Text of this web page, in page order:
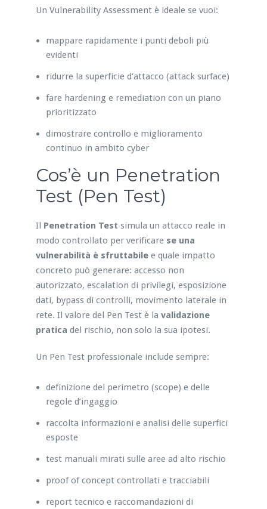
Un Vulnerability Assessment è ideale se vuoi:
mappare rapidamente i punti deboli più
evidenti
ridurre la superficie d’attacco (attack surface)
fare hardening e remediation con un piano
prioritizzato
dimostrare controllo e miglioramento
continuo in ambito cyber
Cos’è un Penetration
Test (Pen Test)
Il Penetration Test simula un attacco reale in
modo controllato per verificare se una
vulnerabilità è sfruttabilee quale impatto
concreto può generare: accesso non
autorizzato, escalation di privilegi, esposizione
dati, bypass di controlli, movimento laterale in
rete. Il valore del Pen Test è la validazione
pratica del rischio, non solo la sua ipotesi.
Un Pen Test professionale include sempre:
definizione del perimetro (scope) e delle
regole d’ingaggio
raccolta informazioni e analisi delle superfici
esposte
test manuali mirati sulle aree ad alto rischio
proof of concept controllati e tracciabili
report tecnico e raccomandazioni di